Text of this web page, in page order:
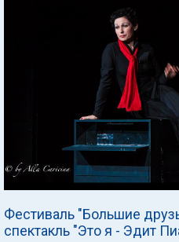
Фестиваль "Большие
спектакль "Это я - Эдит